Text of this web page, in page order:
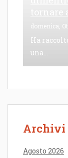
domenica,
Ha
una...
Archivi
Agosto 2026